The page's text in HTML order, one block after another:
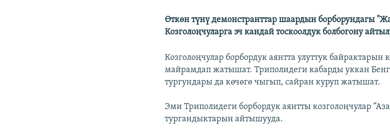
Өткөн түнү демонстранттар шаардын борборундагы
Козголоңчуларга эч кандай тоскоолдук болбогону
Козголоңчулар борбордук аянтта улуттук байрактарын
майрамдап жатышат. Триполидеги кабарды уккан
тургундары да көчөгө чыгып, сайран куруп жатышат.
Эми Триполидеги борбордук аянтты козголоңчулар
тургандыктарын айтышууда.